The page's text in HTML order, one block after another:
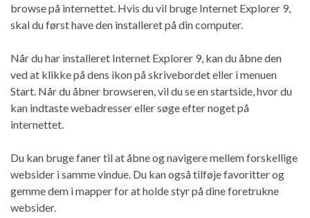
browse på internettet. Hvis du vil bruge Internet Explorer 9,
skal du først have den installeret på din computer.
Når du har installeret Internet Explorer 9, kan du åbne den
ved at klikke på dens ikon på skrivebordet eller i menuen
Start. Når du åbner browseren, vil du se en startside, hvor du
kan indtaste webadresser eller søge efter noget på
internettet.
Du kan bruge faner til at åbne og navigere mellem forskellige
websider i samme vindue. Du kan også tilføje favoritter og
gemme dem i mapper for at holde styr på dine foretrukne
websider.